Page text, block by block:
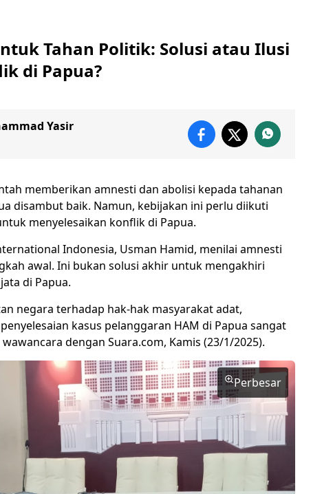
Tahan Politik: Solusi atau Ilusi
di Papua?
Yasir
memberikan amnesti dan abolisi kepada tahanan
disambut baik. Namun, kebijakan ini perlu diikuti
menyelesaikan konflik di Papua.
Indonesia, Usman Hamid, menilai amnesti
awal. Ini bukan solusi akhir untuk mengakhiri
di Papua.
negara terhadap hak-hak masyarakat adat,
kasus pelanggaran HAM di Papua sangat
dengan Suara.com, Kamis (23/1/2025).
Perbesar